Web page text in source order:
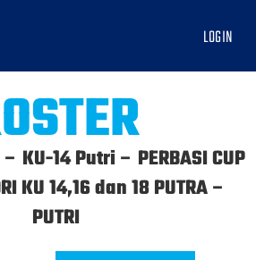
LOGIN
KU-14 Putri – PERBASI CUP
KU 14,16 dan 18 PUTRA –
PUTRI